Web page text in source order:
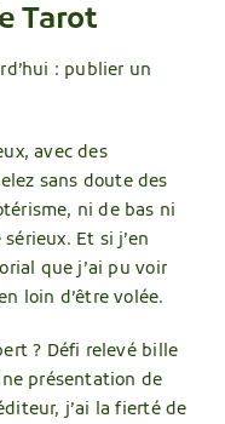
Tarot
: publier un
avec des
sans doute des
ni de bas ni
Et si j’en
que j’ai pu voir
loin d’être volée.
? Défi relevé bille
présentation de
j’ai la fierté de